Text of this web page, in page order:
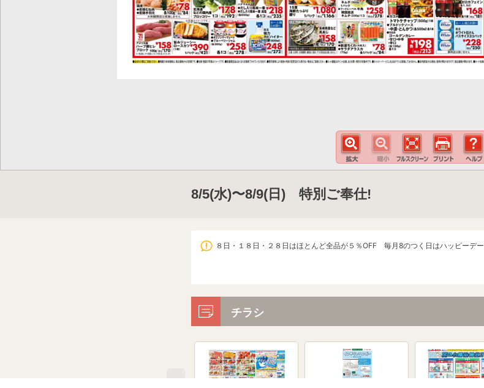
8/5(水)〜8/9(日) 特別ご奉仕!
８日・１８日・２８日はほとんど全品が５％OFF 毎月8のつく日はハッピーデー
チラシ